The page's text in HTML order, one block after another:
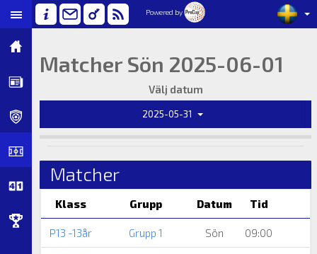
Powered by
Matcher Sön 2025-06-01
Välj datum
2025-05-31
Matcher
Klass Grupp Datum Tid
P13 -13år Grupp 1 Sön 09:00